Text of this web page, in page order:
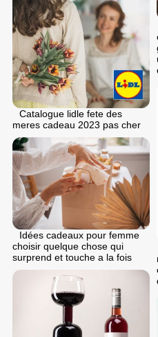
Catalogue lidle fete des
meres cadeau 2023 pas cher
Idées cadeaux pour femme
choisir quelque chose qui
surprend et touche a la fois